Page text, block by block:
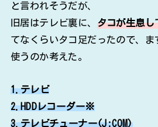
と言われそうだが、
旧居はテレビ裏に、 タコが生息し
てなくらいタコ足だったので、
使うのか考えた。
1.テレビ
2.HDDレコーダー※
3.テレビチューナー(J:COM)